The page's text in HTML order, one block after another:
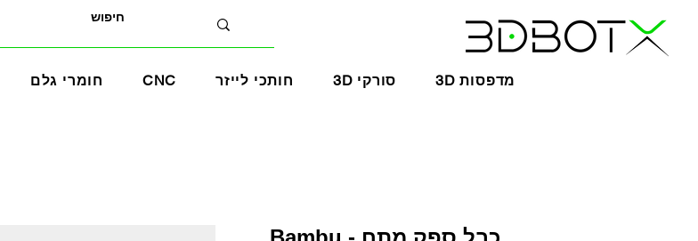
חומרי גלם CNC חותכי לייזר 3D סורקי 3D מדפסות